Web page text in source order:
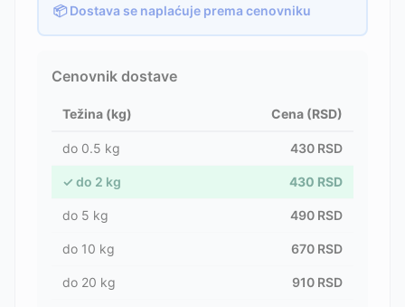
📦 Dostava se naplaćuje prema cenovniku
Cenovnik dostave
Težina (kg) Cena (RSD)
do 0.5 kg 430 RSD
✓ do 2 kg 430 RSD
do 5 kg 490 RSD
do 10 kg 670 RSD
do 20 kg 910 RSD